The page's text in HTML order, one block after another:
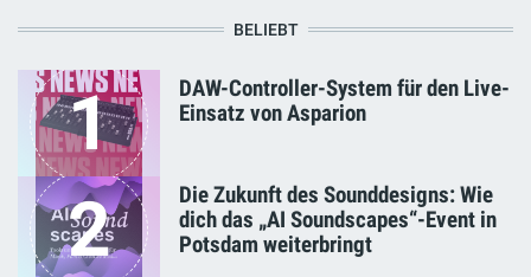
BELIEBT
1
DAW-Controller-System für den Live-
Einsatz von Asparion
2
Die Zukunft des Sounddesigns: Wie
dich das „AI Soundscapes“-Event in
Potsdam weiterbringt